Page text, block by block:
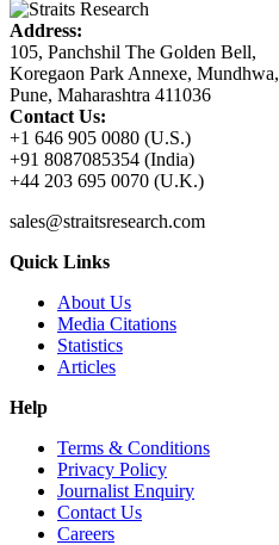
Address:
105, Panchshil The Golden Bell,
Koregaon Park Annexe, Mundhwa,
Pune, Maharashtra 411036
Contact Us:
+1 646 905 0080 (U.S.)
+91 8087085354 (India)
+44 203 695 0070 (U.K.)
sales@straitsresearch.com
Quick Links
About Us
Media Citations
Statistics
Articles
Help
Terms & Conditions
Privacy Policy
Journalist Enquiry
Contact Us
Careers